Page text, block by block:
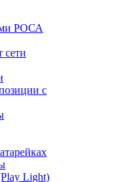
РОСА
сети
с
Light)